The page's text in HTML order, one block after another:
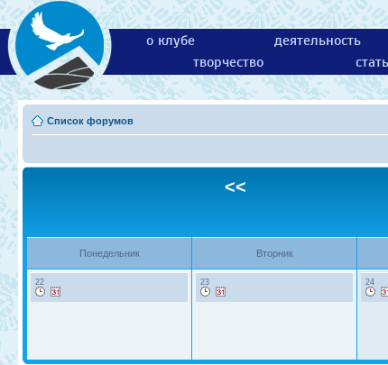
о клубе деятельность
творчество
Список форумов
<<
Понедельник Вторник
22 23 24